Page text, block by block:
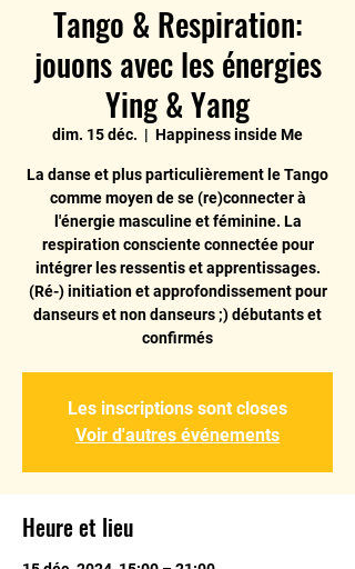
Tango & Respiration:
jouons avec les énergies
Ying & Yang
dim. 15 déc.
  |
Happiness inside Me
La danse et plus particulièrement le Tango
comme moyen de se (re)connecter à
l'énergie masculine et féminine. La
respiration consciente connectée pour
intégrer les ressentis et apprentissages.
(Ré-) initiation et approfondissement pour
danseurs et non danseurs ;) débutants et
confirmés
Les inscriptions sont closes
Voir d'autres événements
Heure et lieu